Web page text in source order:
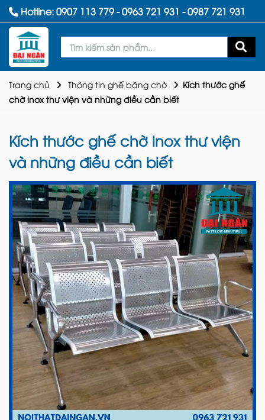
Hotline:0907 113 779-0963 721 931 -0987 721 931
Trang chủ Thông tin ghế băng chờ
Kích thước ghế
chờ inox thư viện và những điều cần biết
Kích thước ghế chờ inox thư viện
và những điều cần biết